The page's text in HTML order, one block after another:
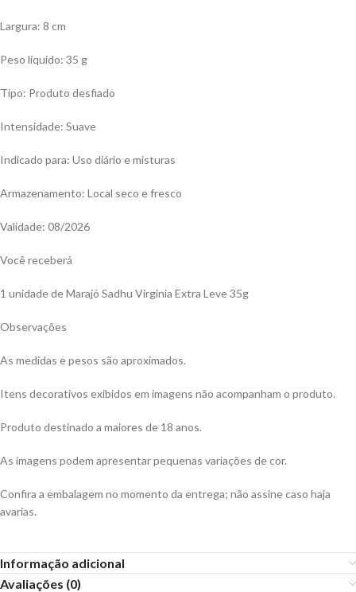
Largura: 8 cm
Peso líquido: 35 g
Tipo: Produto desfiado
Intensidade: Suave
Indicado para: Uso diário e misturas
Armazenamento: Local seco e fresco
Validade: 08/2026
Você receberá
1 unidade de Marajó Sadhu Virginia Extra Leve 35g
Observações
As medidas e pesos são aproximados.
Itens decorativos exibidos em imagens não acompanham o produto.
Produto destinado a maiores de 18 anos.
As imagens podem apresentar pequenas variações de cor.
Confira a embalagem no momento da entrega; não assine caso haja
avarias.
Informação adicional
Avaliações (0)